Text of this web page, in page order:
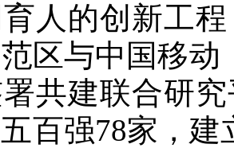
人的创新工
区与中国移动
共建联合研
百强78家，